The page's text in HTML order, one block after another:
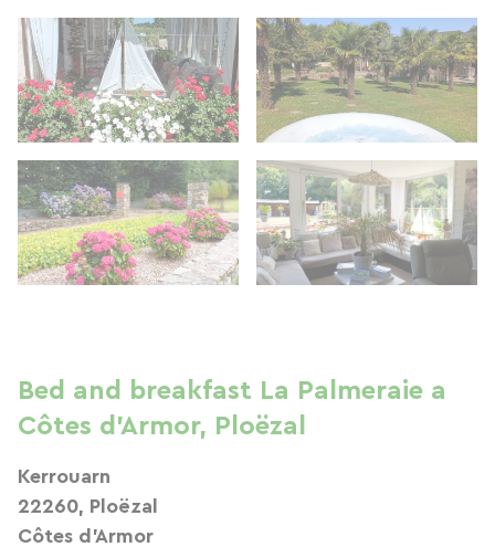
Bed and breakfast La Palmeraie a
Côtes d'Armor, Ploëzal
Kerrouarn
22260, Ploëzal
Côtes d'Armor